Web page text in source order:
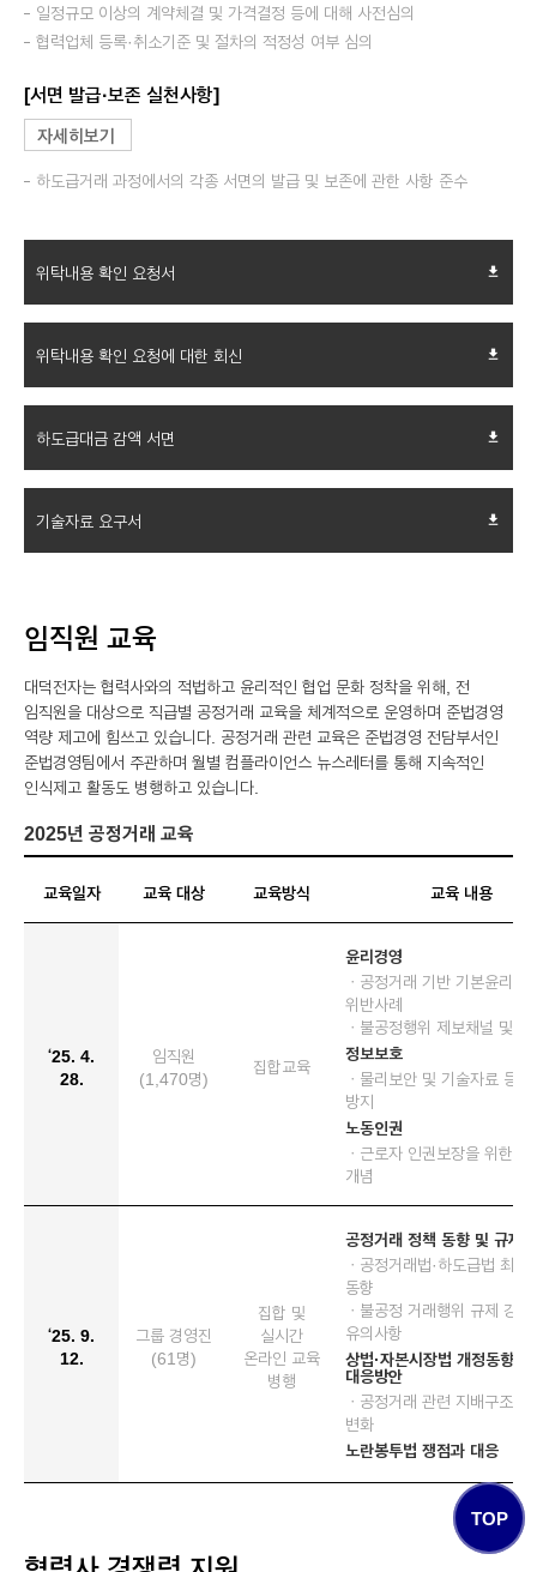
일정규모 이상의 계약체결 및 가격결정 등에 대해 사전심의
협력업체 등록·취소기준 및 절차의 적정성 여부 심의
[서면 발급·보존 실천사항]
자세히보기
하도급거래 과정에서의 각종 서면의 발급 및 보존에 관한 사항 준수
위탁내용 확인 요청서 file_download
위탁내용 확인 요청에 대한 회신 file_download
하도급대금 감액 서면 file_download
기술자료 요구서 file_download
임직원 교육
대덕전자는 협력사와의 적법하고 윤리적인 협업 문화 정착을 위해, 전
임직원을 대상으로 직급별 공정거래 교육을 체계적으로 운영하며 준법경영
역량 제고에 힘쓰고 있습니다. 공정거래 관련 교육은 준법경영 전담부서인
준법경영팀에서 주관하며 월별 컴플라이언스 뉴스레터를 통해 지속적인
인식제고 활동도 병행하고 있습니다.
2025년 공정거래 교육
교육일자 교육 대상 교육방식 교육 내용
‘25. 4.
28.
임직원
(1,470명)
집합교육
윤리경영
ㆍ공정거래 기반 기본윤리 및
위반사례
ㆍ불공정행위 제보채널 및 신
정보보호
ㆍ물리보안 및 기술자료 등
방지
노동인권
ㆍ근로자 인권보장을 위한 기
개념
‘25. 9.
12.
그룹 경영진
(61명)
집합 및
실시간
온라인 교육
병행
공정거래 정책 동향 및 규제
ㆍ공정거래법·하도급법 최근
동향
ㆍ불공정 거래행위 규제 강화
유의사항
상법·자본시장법 개정동향과
대응방안
ㆍ공정거래 관련 지배구조 규
변화
노란봉투법 쟁점과 대응
TOP